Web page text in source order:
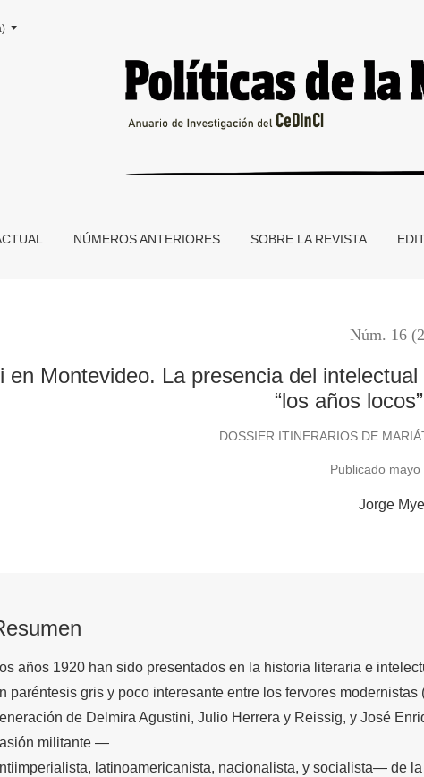
La presencia del intelectual peruano en la
NÚMEROS ANTERIORES SOBRE LA REVISTA
El actual es:
Núm. 16
en Montevideo. La presencia del
“los años
DOSSIER ITINERARIOS DE
Publicado mayo
Jorge
años 1920 han sido presentados en la historia literaria e
paréntesis gris y poco interesante entre los fervores modernistas
de Delmira Agustini, Julio Herrera y Reissig, y José
militante —
latinoamericanista, nacionalista, y socialista— de